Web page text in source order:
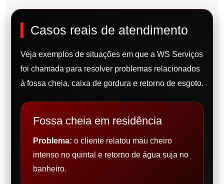
Casos reais de atendimento
Veja exemplos de situações em que a WS Serviços
foi chamada para resolver problemas relacionados
à fossa cheia, caixa de gordura e retorno de esgoto.
Fossa cheia em residência
Problema: o cliente relatou mau cheiro
intenso no quintal e retorno de água suja no
banheiro.